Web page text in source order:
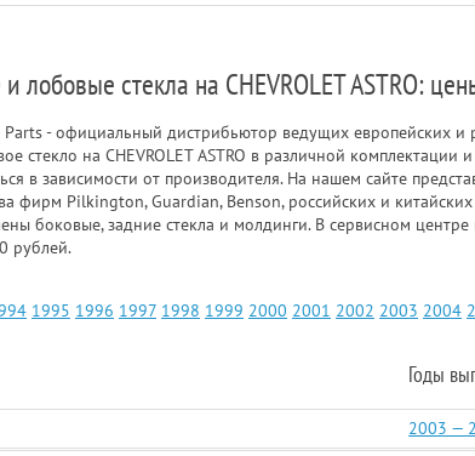
лобовые стекла на CHEVROLET ASTRO:
- официальный дистрибьютор ведущих европейских и
стекло на CHEVROLET ASTRO в различной комплектации
в зависимости от производителя. На нашем сайте
фирм Pilkington, Guardian, Benson, российских и
боковые, задние стекла и молдинги. В сервисном
рублей.
1995 1996 1997 1998 1999 2000 2001 2002 2003 2004
Годы
2003 —